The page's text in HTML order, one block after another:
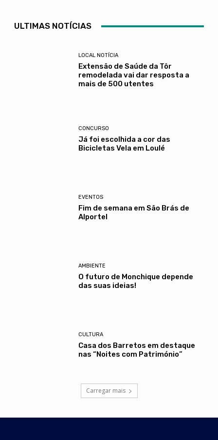
ULTIMAS NOTÍCIAS
LOCAL NOTÍCIA
Extensão de Saúde da Tôr
remodelada vai dar resposta a
mais de 500 utentes
CONCURSO
Já foi escolhida a cor das
Bicicletas Vela em Loulé
EVENTOS
Fim de semana em São Brás de
Alportel
AMBIENTE
O futuro de Monchique depende
das suas ideias!
CULTURA
Casa dos Barretos em destaque
nas “Noites com Património”
Carregar mais